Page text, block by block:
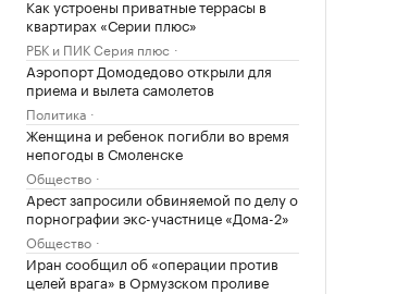
Как устроены приватные террасы в
квартирах «Серии плюс»
РБК и ПИК Серия плюс
Аэропорт Домодедово открыли для
приема и вылета самолетов
Политика
Женщина и ребенок погибли во время
непогоды в Смоленске
Общество
Арест запросили обвиняемой по делу о
порнографии экс-участнице «Дома-2»
Общество
Иран сообщил об «операции против
целей врага» в Ормузском проливе